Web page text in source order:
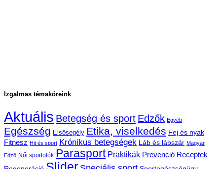
Izgalmas témaköreink
Aktuális Betegség és sport Edzők Egyéb
Egészség Elsősegély Etika, viselkedés Fej és nyak
Fitnesz Hit és sport Krónikus betegségek Láb és lábszár Magyar
Edző Női sportolók Parasport Praktikák Prevenció Receptek